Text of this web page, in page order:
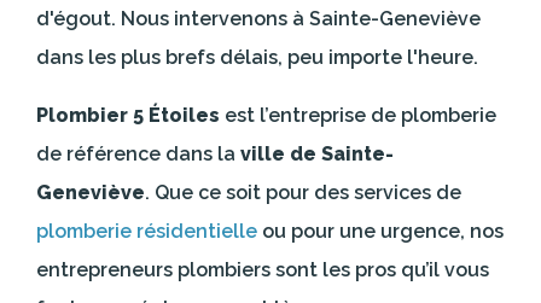
d'égout. Nous intervenons à Sainte-Geneviève
dans les plus brefs délais, peu importe l'heure.
Plombier 5 Étoiles est l’entreprise de plomberie
de référence dans la ville de Sainte-
Geneviève. Que ce soit pour des services de
plomberie résidentielle ou pour une urgence, nos
entrepreneurs plombiers sont les pros qu’il vous